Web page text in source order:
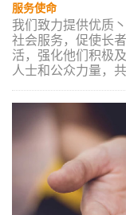
服务使命
我们致力提供优质
社会服务，促使长
活，强化他们积极
人士和公众力量，